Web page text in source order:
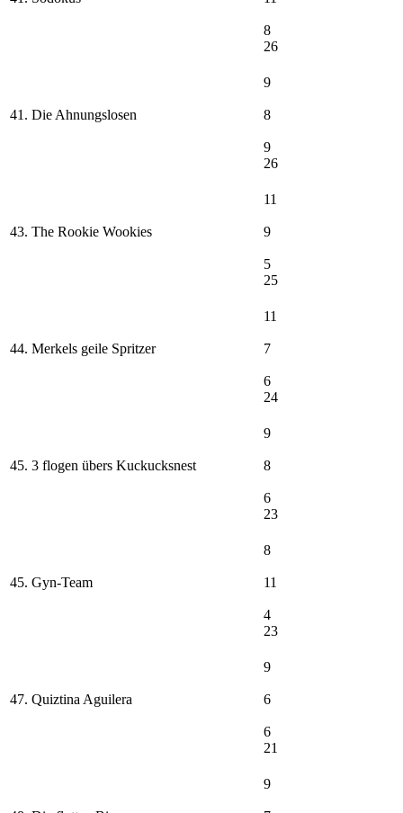
8
26
41. Die Ahnungslosen
9
8
9
26
43. The Rookie Wookies
11
9
5
25
44. Merkels geile Spritzer
11
7
6
24
45. 3 flogen übers Kuckucksnest
9
8
6
23
45. Gyn-Team
8
11
4
23
47. Quiztina Aguilera
9
6
6
21
9